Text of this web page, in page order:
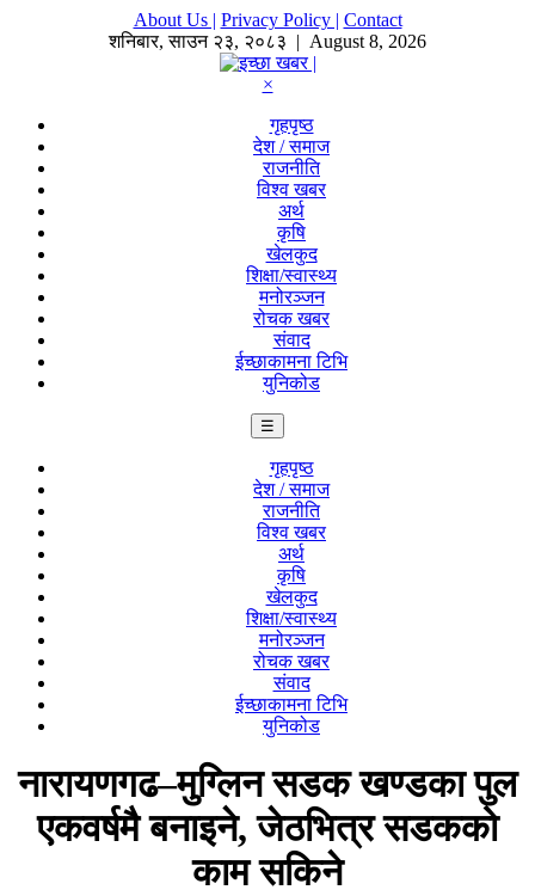
About Us | Privacy Policy | Contact
शनिबार,साउन २३, २०८३ | August 8, 2026
×
गृहपृष्ठ
देश / समाज
राजनीति
विश्व खबर
अर्थ
कृषि
खेलकुद
शिक्षा/स्वास्थ्य
मनोरञ्जन
रोचक खबर
संवाद
ईच्छाकामना टिभि
युनिकोड
☰
गृहपृष्ठ
देश / समाज
राजनीति
विश्व खबर
अर्थ
कृषि
खेलकुद
शिक्षा/स्वास्थ्य
मनोरञ्जन
रोचक खबर
संवाद
ईच्छाकामना टिभि
युनिकोड
नारायणगढ–मुग्लिन सडक खण्डका पुल
एकवर्षमै बनाइने, जेठभित्र सडकको
काम सकिने